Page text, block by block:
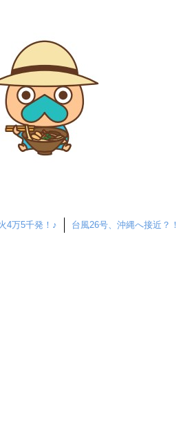
4万5千発！♪ 台風26号、沖縄へ接近？！